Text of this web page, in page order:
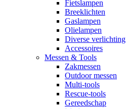
Fietslampen
Breeklichten
Gaslampen
Olielampen
Diverse verlichting
Accessoires
Messen & Tools
Zakmessen
Outdoor messen
Multi-tools
Rescue-tools
Gereedschap